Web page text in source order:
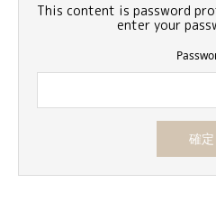
This content is password
enter your